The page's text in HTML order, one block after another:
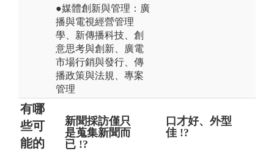
●媒體創新與管理：廣
播與電視經營管理
學、新傳播科技、創
意思考與創新、廣電
市場行銷與發行、傳
播政策與法規、專案
管理
有哪
些可
能的
新聞採訪僅只
是蒐集新聞而
已 !?
影像創作要很
會天馬行空的
口才好、外型
佳 !?